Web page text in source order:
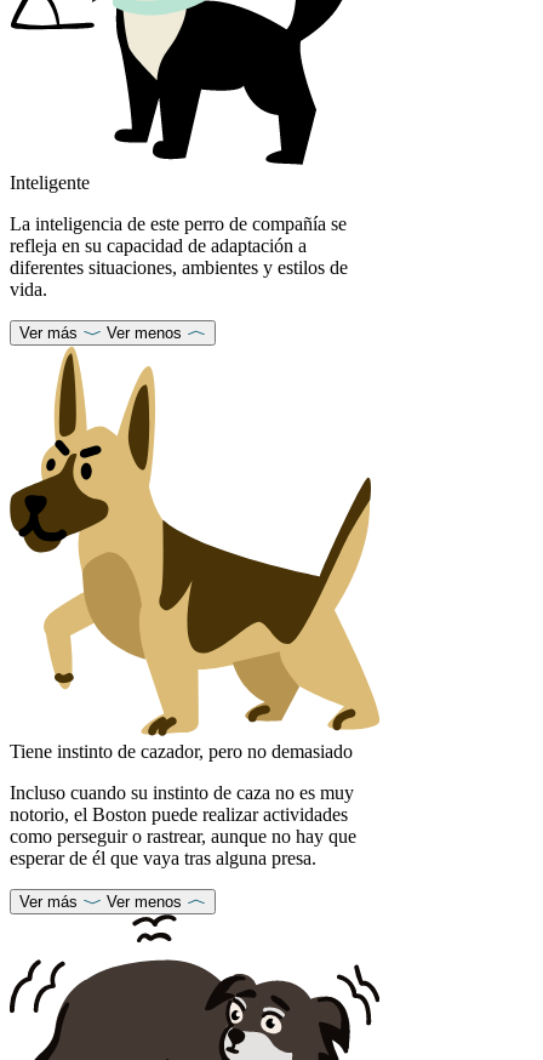
Inteligente
La inteligencia de este perro de compañía se
refleja en su capacidad de adaptación a
diferentes situaciones, ambientes y estilos de
vida.
Ver más Ver menos
Tiene instinto de cazador, pero no demasiado
Incluso cuando su instinto de caza no es muy
notorio, el Boston puede realizar actividades
como perseguir o rastrear, aunque no hay que
esperar de él que vaya tras alguna presa.
Ver más Ver menos